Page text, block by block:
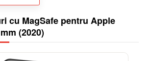
cu MagSafe pentru Apple
(2020)